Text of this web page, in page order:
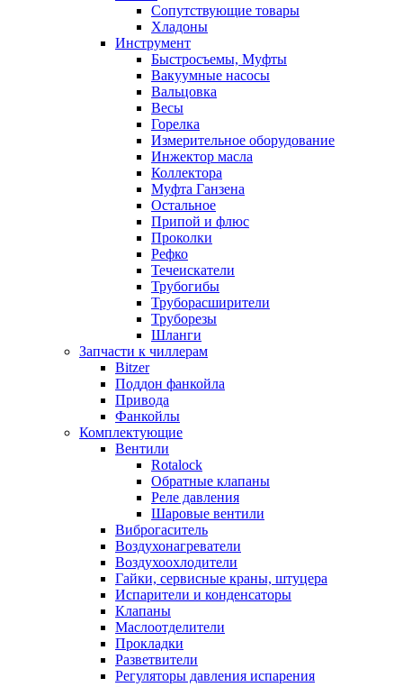
Сопутствующие товары
Хладоны
Инструмент
Быстросъемы, Муфты
Вакуумные насосы
Вальцовка
Весы
Горелка
Измерительное оборудование
Инжектор масла
Коллектора
Муфта Ганзена
Остальное
Припой и флюс
Проколки
Рефко
Течеискатели
Трубогибы
Труборасширители
Труборезы
Шланги
Запчасти к чиллерам
Bitzer
Поддон фанкойла
Привода
Фанкойлы
Комплектующие
Вентили
Rotalock
Обратные клапаны
Реле давления
Шаровые вентили
Виброгаситель
Воздухонагреватели
Воздухоохлодители
Гайки, сервисные краны, штуцера
Испарители и конденсаторы
Клапаны
Маслоотделители
Прокладки
Разветвители
Регуляторы давления испарения